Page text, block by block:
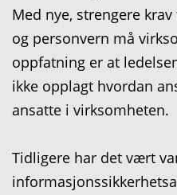
Med nye, strengere
og personvern må
oppfatning er at
ikke opplagt hvordan
ansatte i virksomheten.
Tidligere har det vært